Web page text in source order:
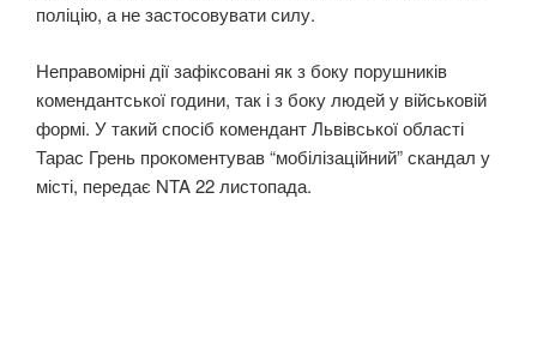
поліцію, а не застосовувати силу.
Неправомірні дії зафіксовані як з боку порушників
комендантської години, так і з боку людей у військовій
формі. У такий спосіб комендант Львівської області
Тарас Грень прокоментував “мобілізаційний” скандал у
місті, передає NTA 22 листопада.